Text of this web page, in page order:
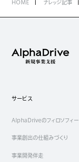
HOME ナレッジ記事
サービス
AlphaDriveのフィロソフィー
事業創出の仕組みづくり
事業開発伴走